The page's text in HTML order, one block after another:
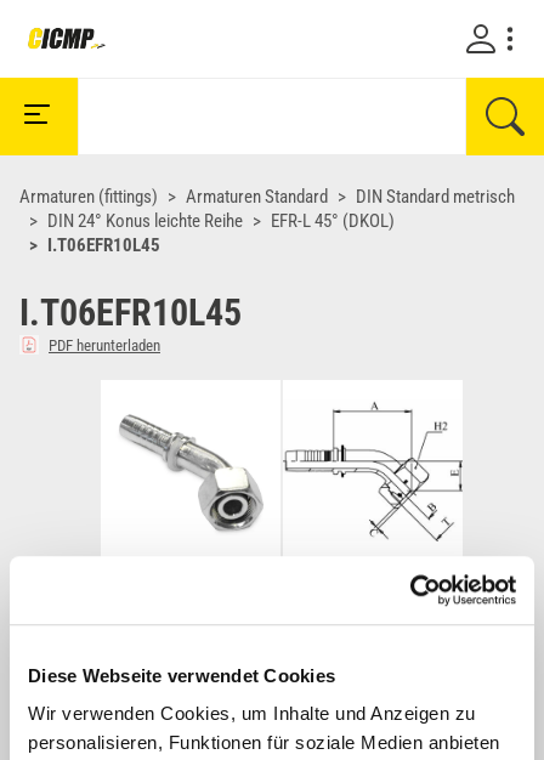
Diese Webseite verwendet Cookies
Wir verwenden Cookies, um Inhalte und Anzeigen zu
personalisieren, Funktionen für soziale Medien anbieten
Armaturen (fittings) Armaturen Standard
DIN Standard metrisch
DIN 24° Konus leichte Reihe
EFR-L 45° (DKOL)
I.T06EFR10L45
I.T06EFR10L45
PDF herunterladen